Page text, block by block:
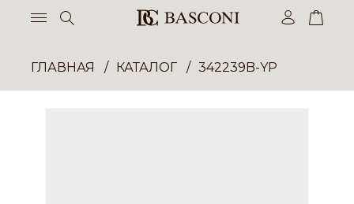
ГЛАВНАЯ КАТАЛОГ 342239B-YP